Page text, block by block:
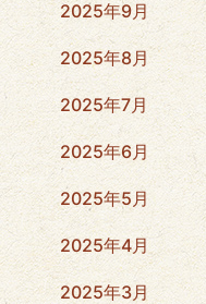
2025年9月
2025年8月
2025年7月
2025年6月
2025年5月
2025年4月
2025年3月